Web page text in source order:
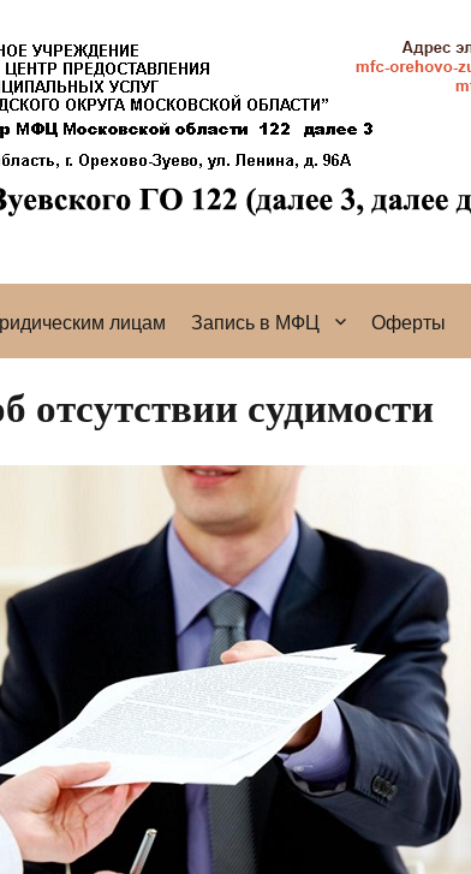
лицам Запись в МФЦ Оферты
отсутствии судимости